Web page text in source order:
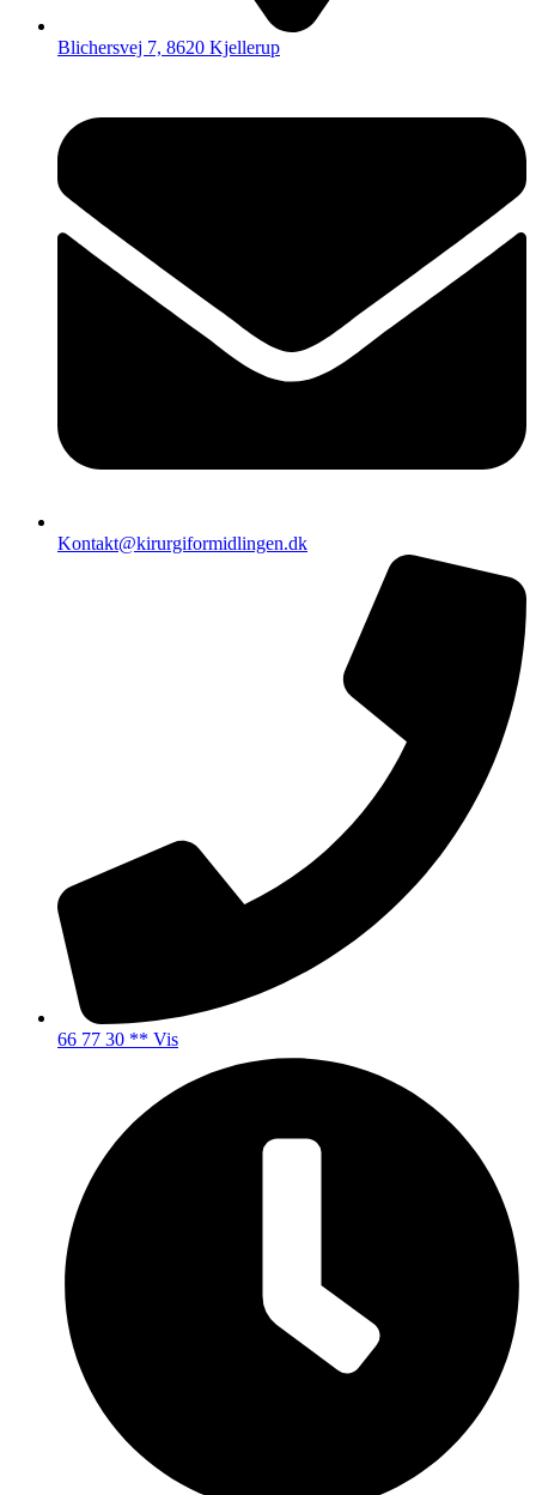
Blichersvej 7, 8620 Kjellerup
Kontakt@kirurgiformidlingen.dk
66 77 30 ** Vis